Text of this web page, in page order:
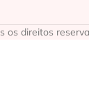
os direitos